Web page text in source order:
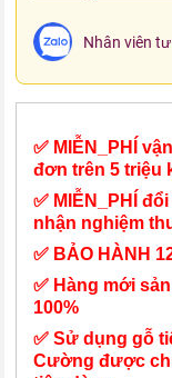
Nhân viên
✅ MIỄN_PHÍ
đơn trên 5 triệu
✅ MIỄN_PHÍ
nhận nghiệm
✅ BẢO HÀNH
✅ Hàng mới
100%
✅ Sử dụng gỗ
Cường được